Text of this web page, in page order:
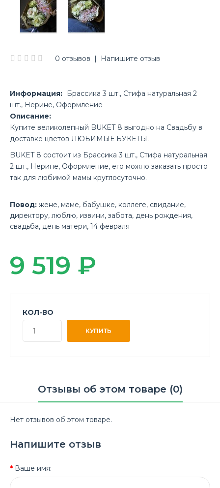
0 отзывов | Напишите отзыв
Информация:
Брассика 3 шт., Стифа натуральная 2
шт., Нерине, Оформление
Описание:
Купите великолепный BUKET 8 выгодно на Свадьбу в
доставке цветов ЛЮБИМЫЕ БУКЕТЫ.
BUKET 8 состоит из Брассика 3 шт., Стифа натуральная
2 шт., Нерине, Оформление, его можно заказать просто
так для любимой мамы круглосуточно.
Повод: жене, маме, бабушке, коллеге, свидание,
директору, люблю, извини, забота, день рождения,
свадьба, день матери, 14 февраля
9 519 ₽
КОЛ-ВО
Отзывы об этом товаре (0)
Нет отзывов об этом товаре.
Напишите отзыв
Ваше имя: